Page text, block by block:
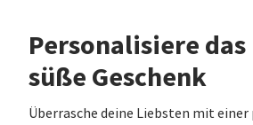
Personalisiere
süße Geschenk
Überrasche deine Liebsten mit